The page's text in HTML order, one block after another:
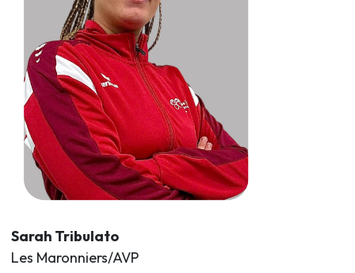
Sarah Tribulato
Les Maronniers/AVP